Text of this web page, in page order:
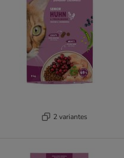
2 variantes